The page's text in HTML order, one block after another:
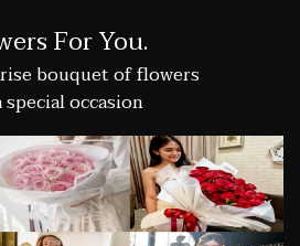
For You.
bouquet of flowers
occasion